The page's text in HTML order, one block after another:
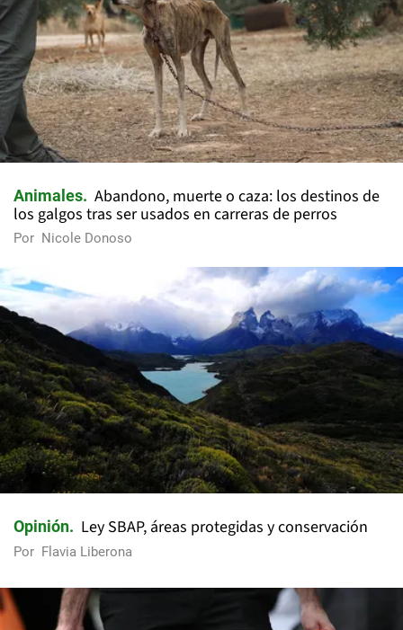
Animales
Abandono, muerte o caza: los destinos de
los galgos tras ser usados en carreras de perros
Por Nicole Donoso
Opinión Ley SBAP, áreas protegidas y conservación
Por Flavia Liberona